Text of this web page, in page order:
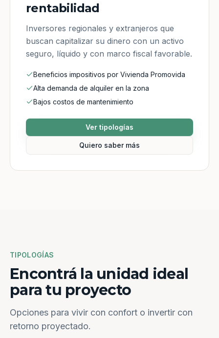
rentabilidad
Inversores regionales y extranjeros que
buscan capitalizar su dinero con un activo
seguro, líquido y con marco fiscal favorable.
Beneficios impositivos por Vivienda Promovida
Alta demanda de alquiler en la zona
Bajos costos de mantenimiento
Ver tipologías
Quiero saber más
TIPOLOGÍAS
Encontrá la unidad ideal
para tu proyecto
Opciones para vivir con confort o invertir con
retorno proyectado.